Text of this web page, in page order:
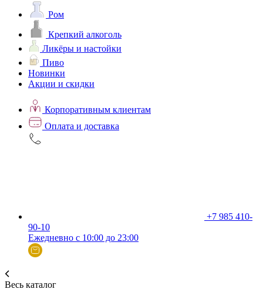
Ром
Крепкий алкоголь
Ликёры и настойки
Пиво
Новинки
Акции и скидки
Корпоративным клиентам
Оплата и доставка
+7 985 410-
90-10
Ежедневно с 10:00 до 23:00
Весь каталог